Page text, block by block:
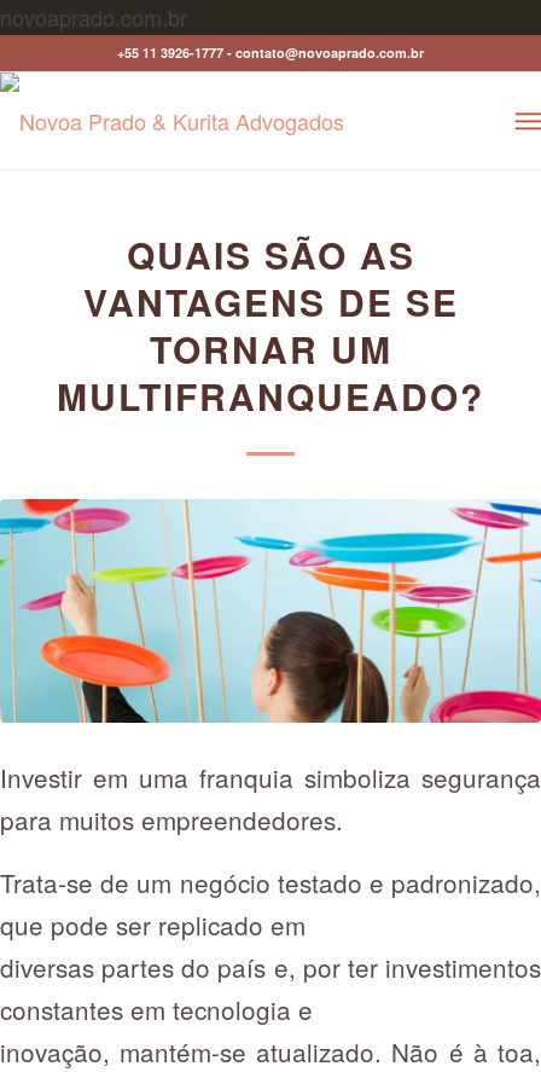
novoaprado.com.br
+55 11 3926-1777 - contato@novoaprado.com.br
QUAIS SÃO AS
VANTAGENS DE SE
TORNAR UM
MULTIFRANQUEADO?
Investir em uma franquia simboliza segurança
para muitos empreendedores.
Trata-se de um negócio testado e padronizado,
que pode ser replicado em
diversas partes do país e, por ter investimentos
constantes em tecnologia e
inovação, mantém-se atualizado. Não é à toa,